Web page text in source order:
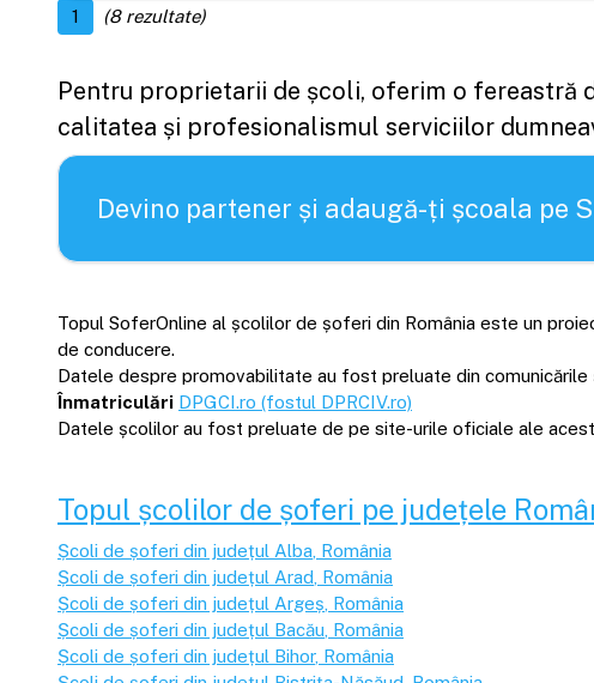
1 (8rezultate)
Pentru proprietarii de școli, oferim o fereastră
calitatea și profesionalismul serviciilor
Devino partener și adaugă-ți școala pe
Topul SoferOnline al școlilor de șoferi din România este un
de conducere.
Datele despre promovabilitate au fost preluate din
Înmatriculări DPGCI.ro (fostul DPRCIV.ro)
Datele școlilor au fost preluate de pe site-urile oficiale ale
Topul școlilor de șoferi pe județele
Școli de șoferi din județul Alba , România
Școli de șoferi din județul Arad , România
Școli de șoferi din județul Argeș , România
Școli de șoferi din județul Bacău , România
Școli de șoferi din județul Bihor, România